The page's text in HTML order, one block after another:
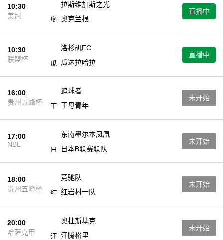
10:30
美冠
拉斯维加斯之光
奥克兰根
直播中
10:30
联盟杯
洛杉矶FC
瓜达拉哈拉
直播中
16:00
贵州五峰杯
追球者
王母青年
未开始
17:00
NBL
东南墨尔本凤凰
日本B联赛联队
未开始
18:00
贵州五峰杯
竞驰队
红岩村一队
未开始
20:00
哈萨克甲
奥杜斯基克
汗腾格里
未开始